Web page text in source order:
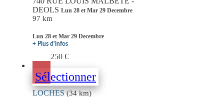
DEOLS Lun 28 et Mar 29 Decembre
97 km
Lun 28 et Mar 29 Decembre
+ Plus d'infos
250 €
Sélectionner
LOCHES(34 km)